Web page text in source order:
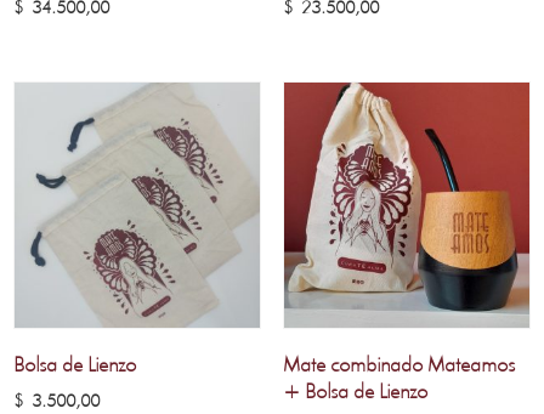
$ 34.500,00 $23.500,00
Bolsa de Lienzo
$ 3.500,00
Mate combinado Mateamos
+ Bolsa de Lienzo